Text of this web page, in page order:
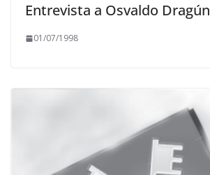
Entrevista a Osvaldo Dragún
01/07/1998